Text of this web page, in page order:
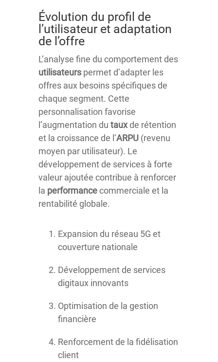
Évolution du profil de
l’utilisateur et adaptation
de l’offre
L’analyse fine du comportement des
utilisateurs permet d’adapter les
offres aux besoins spécifiques de
chaque segment. Cette
personnalisation favorise
l’augmentation du tauxde rétention
et la croissance de l’ARPU (revenu
moyen par utilisateur). Le
développement de services à forte
valeur ajoutée contribue à renforcer
la performancecommerciale et la
rentabilité globale.
Expansion du réseau 5G et
couverture nationale
Développement de services
digitaux innovants
Optimisation de la gestion
financière
Renforcement de la fidélisation
client